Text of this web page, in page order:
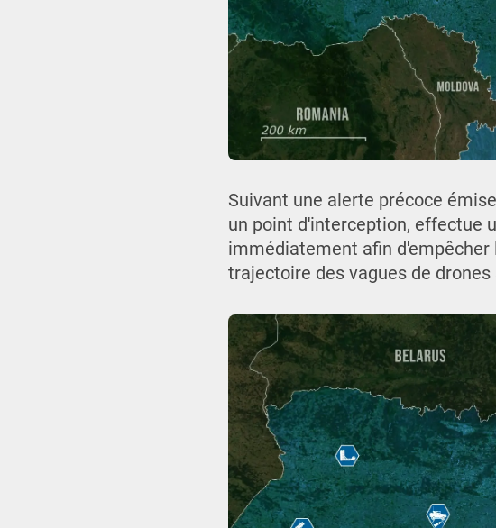
Suivant une alerte précoce
un point d'interception, effectue
immédiatement afin
trajectoire des vagues de drones